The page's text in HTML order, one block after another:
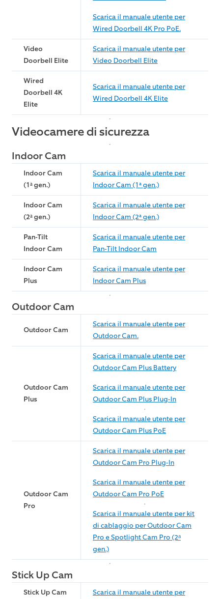
Scarica il manuale utente per
Wired Doorbell 4K Pro PoE.
Video
Doorbell Elite
Scarica il manuale utente per
Video Doorbell Elite
Wired
Doorbell 4K
Elite
Scarica il manuale utente per
Wired Doorbell 4K Elite
Videocamere di sicurezza
Indoor Cam
Indoor Cam
(1ª gen.)
Scarica il manuale utente per
Indoor Cam (1ª gen.)
Indoor Cam
(2ª gen.)
Scarica il manuale utente per
Indoor Cam (2ª gen.)
Pan-Tilt
Indoor Cam
Scarica il manuale utente per
Pan-Tilt Indoor Cam
Indoor Cam
Plus
Scarica il manuale utente per
Indoor Cam Plus
Outdoor Cam
Outdoor Cam
Scarica il manuale utente per
Outdoor Cam.
Outdoor Cam
Plus
Scarica il manuale utente per
Outdoor Cam Plus Battery
Scarica il manuale utente per
Outdoor Cam Plus Plug-In
Scarica il manuale utente per
Outdoor Cam Plus PoE
Outdoor Cam
Pro
Scarica il manuale utente per
Outdoor Cam Pro Plug-In
Scarica il manuale utente per
Outdoor Cam Pro PoE
Scarica il manuale utente per kit
di cablaggio per Outdoor Cam
Pro e Spotlight Cam Pro (2ᵃ
gen.)
Stick Up Cam
Stick Up Cam
Scarica il manuale utente per